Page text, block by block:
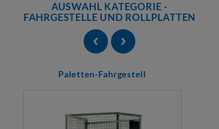
AUSWAHL KATEGORIE -
FAHRGESTELLE UND ROLLPLATTEN
Paletten-Fahrgestell